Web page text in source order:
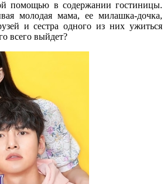
помощью в содержании гостиницы.
молодая мама, ее милашка-дочка,
и сестра одного из них ужиться
всего выйдет?